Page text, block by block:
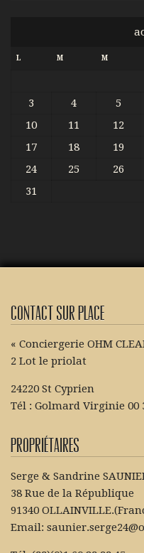
L M M
3
4 5
10
11 12
17
18 19
24
25 26
31
Contact sur place
« Conciergerie OHM
2 Lot le priolat
24220 St Cyprien
Tél : Golmard Virginie 00
Propriétaires
Serge & Sandrine
38 Rue de la République
91340
Email: